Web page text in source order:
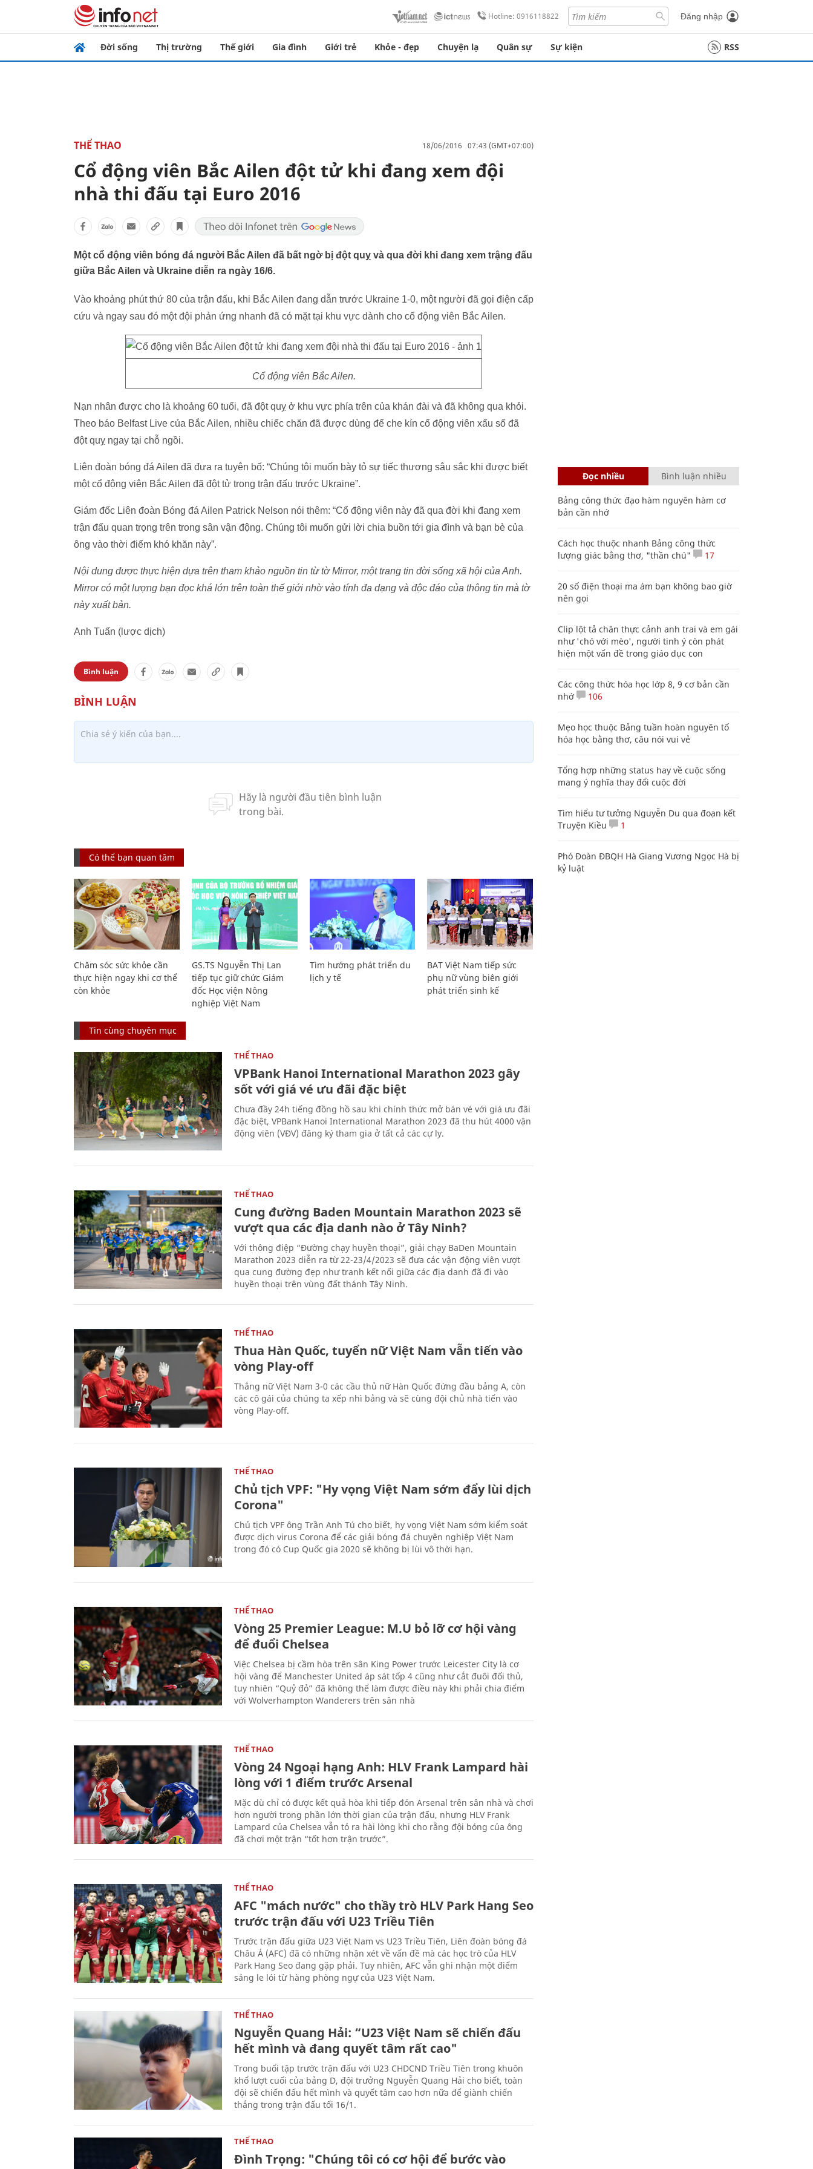
Hotline: 0916118822 Đăng nhập
Đời sống Thị trường Thế giới Gia đình Giới trẻ Khỏe - đẹp Chuyện lạ Quân sự Sự kiện RSS
THỂ THAO 18/06/2016 07:43 (GMT+07:00)
Cổ động viên Bắc Ailen đột tử khi đang xem đội
nhà thi đấu tại Euro 2016
Một cổ động viên bóng đá người Bắc Ailen đã bất ngờ bị đột quỵ và qua đời khi đang xem trậng đấu
giữa Bắc Ailen và Ukraine diễn ra ngày 16/6.
Vào khoảng phút thứ 80 của trận đấu, khi Bắc Ailen đang dẫn trước Ukraine 1-0, một người đã gọi điện cấp
cứu và ngay sau đó một đội phản ứng nhanh đã có mặt tại khu vực dành cho cổ động viên Bắc Ailen.
Cổ động viên Bắc Ailen.
Nạn nhân được cho là khoảng 60 tuổi, đã đột quỵ ở khu vực phía trên của khán đài và đã không qua khỏi.
Theo báo Belfast Live của Bắc Ailen, nhiều chiếc chăn đã được dùng để che kín cổ động viên xấu số đã
đột quỵ ngay tại chỗ ngồi.
Liên đoàn bóng đá Ailen đã đưa ra tuyên bố: “Chúng tôi muốn bày tỏ sự tiếc thương sâu sắc khi được biết
một cổ động viên Bắc Ailen đã đột tử trong trận đấu trước Ukraine”.
Giám đốc Liên đoàn Bóng đá Ailen Patrick Nelson nói thêm: “Cổ động viên này đã qua đời khi đang xem
trận đấu quan trọng trên trong sân vận động. Chúng tôi muốn gửi lời chia buồn tới gia đình và bạn bè của
ông vào thời điểm khó khăn này”.
Nội dung được thực hiện dựa trên tham khảo nguồn tin từ tờ Mirror, một trang tin đời sống xã hội của Anh.
Mirror có một lượng bạn đọc khá lớn trên toàn thế giới nhờ vào tính đa dạng và độc đáo của thông tin mà tờ
này xuất bản.
Anh Tuấn (lược dịch)
Bình luận
Có thể bạn quan tâm
Chăm sóc sức khỏe cần
thực hiện ngay khi cơ thể
còn khỏe
GS.TS Nguyễn Thị Lan
tiếp tục giữ chức Giám
đốc Học viện Nông
nghiệp Việt Nam
Tìm hướng phát triển du
lịch y tế
BAT Việt Nam tiếp sức
phụ nữ vùng biên giới
phát triển sinh kế
Tin cùng chuyên mục
THỂ THAO
VPBank Hanoi International Marathon 2023 gây
sốt với giá vé ưu đãi đặc biệt
Chưa đầy 24h tiếng đồng hồ sau khi chính thức mở bán vé với giá ưu đãi
đặc biệt, VPBank Hanoi International Marathon 2023 đã thu hút 4000 vận
động viên (VĐV) đăng ký tham gia ở tất cả các cự ly.
THỂ THAO
Cung đường Baden Mountain Marathon 2023 sẽ
vượt qua các địa danh nào ở Tây Ninh?
Với thông điệp “Đường chạy huyền thoại”, giải chạy BaDen Mountain
Marathon 2023 diễn ra từ 22-23/4/2023 sẽ đưa các vận động viên vượt
qua cung đường đẹp như tranh kết nối giữa các địa danh đã đi vào
huyền thoại trên vùng đất thánh Tây Ninh.
THỂ THAO
Thua Hàn Quốc, tuyển nữ Việt Nam vẫn tiến vào
vòng Play-off
Thắng nữ Việt Nam 3-0 các cầu thủ nữ Hàn Quốc đứng đầu bảng A, còn
các cô gái của chúng ta xếp nhì bảng và sẽ cùng đội chủ nhà tiến vào
vòng Play-off.
THỂ THAO
Chủ tịch VPF: "Hy vọng Việt Nam sớm đẩy lùi dịch
Corona"
Chủ tịch VPF ông Trần Anh Tú cho biết, hy vọng Việt Nam sớm kiểm soát
được dịch virus Corona để các giải bóng đá chuyên nghiệp Việt Nam
trong đó có Cup Quốc gia 2020 sẽ không bị lùi vô thời hạn.
THỂ THAO
Vòng 25 Premier League: M.U bỏ lỡ cơ hội vàng
để đuổi Chelsea
Việc Chelsea bị cầm hòa trên sân King Power trước Leicester City là cơ
hội vàng để Manchester United áp sát tốp 4 cũng như cắt đuôi đối thủ,
tuy nhiên “Quỷ đỏ” đã không thể làm được điều này khi phải chia điểm
với Wolverhampton Wanderers trên sân nhà
THỂ THAO
Vòng 24 Ngoại hạng Anh: HLV Frank Lampard hài
lòng với 1 điểm trước Arsenal
Mặc dù chỉ có được kết quả hòa khi tiếp đón Arsenal trên sân nhà và chơi
hơn người trong phần lớn thời gian của trận đấu, nhưng HLV Frank
Lampard của Chelsea vẫn tỏ ra hài lòng khi cho rằng đội bóng của ông
đã chơi một trận “tốt hơn trận trước”.
THỂ THAO
AFC "mách nước" cho thầy trò HLV Park Hang Seo
trước trận đấu với U23 Triều Tiên
Trước trận đấu giữa U23 Việt Nam vs U23 Triều Tiên, Liên đoàn bóng đá
Châu Á (AFC) đã có những nhận xét về vấn đề mà các học trò của HLV
Park Hang Seo đang gặp phải. Tuy nhiên, AFC vẫn ghi nhận một điểm
sáng le lói từ hàng phòng ngự của U23 Việt Nam.
THỂ THAO
Nguyễn Quang Hải: “U23 Việt Nam sẽ chiến đấu
hết mình và đang quyết tâm rất cao"
Trong buổi tập trước trận đấu với U23 CHDCND Triều Tiên trong khuôn
khổ lượt cuối của bảng D, đội trưởng Nguyễn Quang Hải cho biết, toàn
đội sẽ chiến đấu hết mình và quyết tâm cao hơn nữa để giành chiến
thắng trong trận đấu tối 16/1.
THỂ THAO
Đình Trọng: "Chúng tôi có cơ hội để bước vào
Đọc nhiều Bình luận nhiều
Bảng công thức đạo hàm nguyên hàm cơ
bản cần nhớ
Cách học thuộc nhanh Bảng công thức
lượng giác bằng thơ, "thần chú"
17
20 số điện thoại ma ám bạn không bao giờ
nên gọi
Clip lột tả chân thực cảnh anh trai và em gái
như 'chó với mèo', người tinh ý còn phát
hiện một vấn đề trong giáo dục con
Các công thức hóa học lớp 8, 9 cơ bản cần
nhớ
106
Mẹo học thuộc Bảng tuần hoàn nguyên tố
hóa học bằng thơ, câu nói vui vẻ
Tổng hợp những status hay về cuộc sống
mang ý nghĩa thay đổi cuộc đời
Tìm hiểu tư tưởng Nguyễn Du qua đoạn kết
Truyện Kiều
1
Phó Đoàn ĐBQH Hà Giang Vương Ngọc Hà bị
kỷ luật